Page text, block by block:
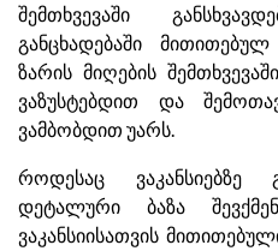
შემთხვევაში
განცხადებაში
ზარის მიღების
ვაზუსტებდით და
ვამბობდით უარს.
როდესაც ვაკანსიებზე
დეტალური ბაზა
ვაკანსიისათვის